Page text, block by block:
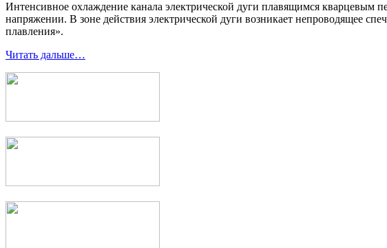
Интенсивное охлаждение канала электрической дуги плавящимся кварцевым
напряжении. В зоне действия электрической дуги возникает непроводящее
плавления».
Читать дальше…